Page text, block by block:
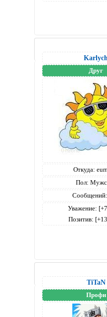
Друг
Откуда:
Пол:
Сообщений:
Уважение:
Позитив:
TiTaN
Профи